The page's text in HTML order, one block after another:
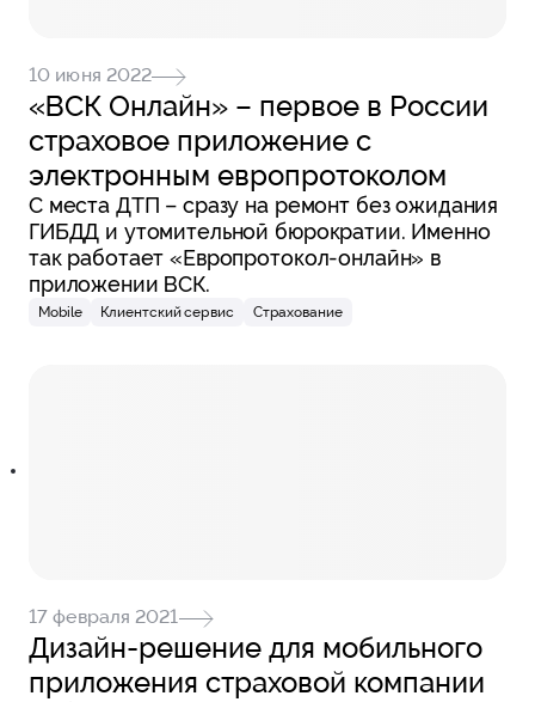
10 июня 2022
«ВСК Онлайн» – первое в России
страховое приложение с
электронным европротоколом
С места ДТП – сразу на ремонт без ожидания
ГИБДД и утомительной бюрократии. Именно
так работает «Европротокол-онлайн» в
приложении ВСК.
Mobile Клиентский сервис Страхование
17 февраля 2021
Дизайн-решение для мобильного
приложения страховой компании